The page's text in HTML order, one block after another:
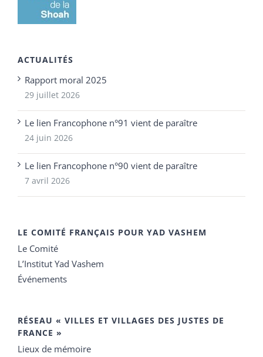
ACTUALITÉS
Rapport moral 2025
29 juillet 2026
Le lien Francophone n°91 vient de paraître
24 juin 2026
Le lien Francophone n°90 vient de paraître
7 avril 2026
LE COMITÉ FRANÇAIS POUR YAD VASHEM
Le Comité
L’Institut Yad Vashem
Événements
RÉSEAU « VILLES ET VILLAGES DES JUSTES DE
FRANCE »
Lieux de mémoire